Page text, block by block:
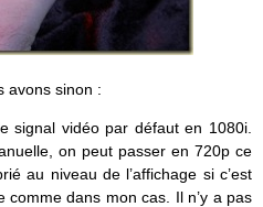
avons sinon :
signal vidéo par défaut en 1080i.
on peut passer en 720p ce
au niveau de l’affichage si c’est
comme dans mon cas. Il n’y a pas